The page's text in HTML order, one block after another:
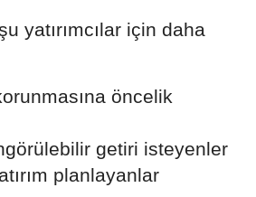
yatırımcılar için daha
öncelik
getiri isteyenler
planlayanlar